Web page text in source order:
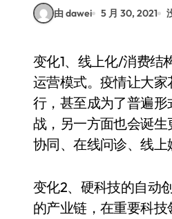
由 dawei 5 月 30, 2021
变化1、线上化/消费结构变化。新冠疫情加速中国线上化进程，快速改变了中国消费者和企业的
运营模式。疫情让大
行，甚至成为了普遍
战，另一方面也会诞
协同、在线问诊、线上
变化2、硬科技的自动
的产业链，在重要科